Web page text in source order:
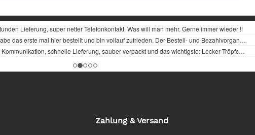
Zahlung & Versand